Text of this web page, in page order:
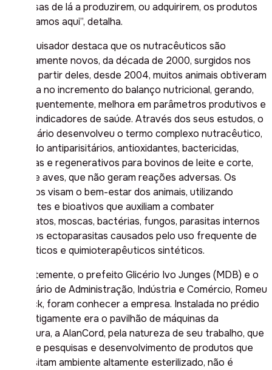
pesquisas de lá a produzirem, ou adquirirem, os produtos
que criamos aqui”, detalha.
O pesquisador destaca que os nutracêuticos são
relativamente novos, da década de 2000, surgidos nos
EUA. A partir deles, desde 2004, muitos animais obtiveram
melhora no incremento do balanço nutricional, gerando,
consequentemente, melhora em parâmetros produtivos e
alguns indicadores de saúde. Através dos seus estudos, o
veterinário desenvolveu o termo complexo nutracêutico,
reunindo antiparisitários, antioxidantes, bactericidas,
virucidas e regenerativos para bovinos de leite e corte,
além de aves, que não geram reações adversas. Os
produtos visam o bem-estar dos animais, utilizando
nutrientes e bioativos que auxiliam a combater
carrapatos, moscas, bactérias, fungos, parasitas internos
e outros ectoparasitas causados pelo uso frequente de
antibióticos e quimioterapêuticos sintéticos.
Recentemente, o prefeito Glicério Ivo Junges (MDB) e o
secretário de Administração, Indústria e Comércio, Romeu
Forneck, foram conhecer a empresa. Instalada no prédio
que antigamente era o pavilhão de máquinas da
prefeitura, a AlanCord, pela natureza de seu trabalho, que
envolve pesquisas e desenvolvimento de produtos que
necessitam ambiente altamente esterilizado, não é